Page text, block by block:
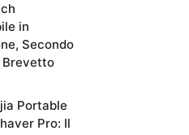
in
Secondo
Brevetto
Portable
Pro: Il